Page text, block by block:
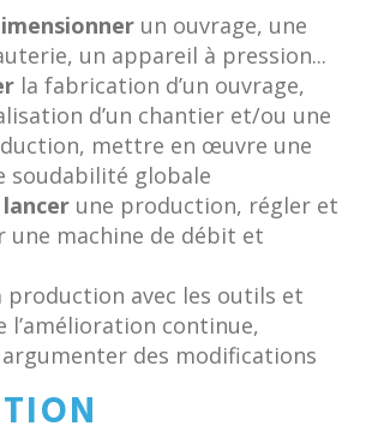
un ouvrage, une
un appareil à pression...
la fabrication d’un ouvrage,
d’un chantier et/ou une
mettre en œuvre une
soudabilité globale
une production, régler et
une machine de débit et
production avec les outils et
l’amélioration continue,
des modifications